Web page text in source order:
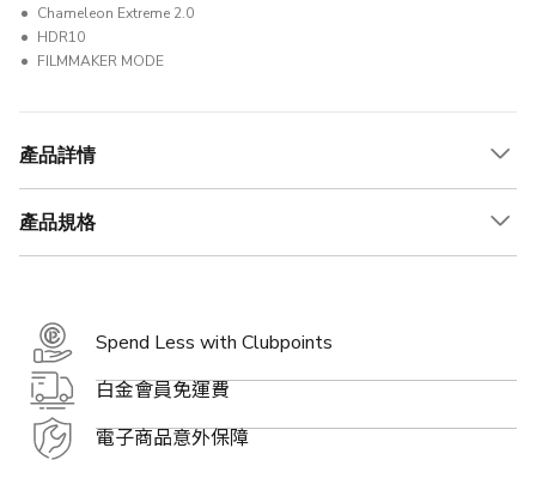
Chameleon Extreme 2.0
HDR10
FILMMAKER MODE
產品詳情
產品規格
Spend Less with Clubpoints
白金會員免運費
電子商品意外保障